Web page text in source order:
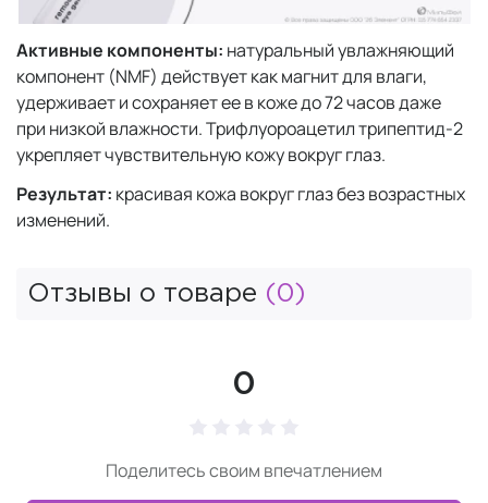
Активные компоненты: натуральный увлажняющий
компонент (NMF) действует как магнит для влаги,
удерживает и сохраняет ее в коже до 72 часов даже
при низкой влажности. Трифлуороацетил трипептид-2
укрепляет чувствительную кожу вокруг глаз.
Результат: красивая кожа вокруг глаз без возрастных
изменений.
Отзывы о товаре (0)
0
Поделитесь своим впечатлением